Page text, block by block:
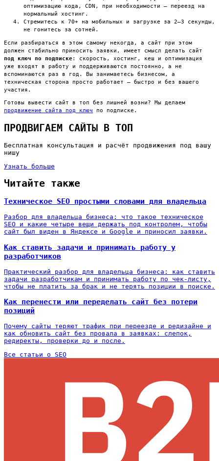
оптимизацию кода, CDN, при необходимости — переезд на
нормальный хостинг.
Стремитесь к 70+ на мобильных и загрузке за 2–3 секунды,
не гонитесь за сотней.
Если разбираться в этом самому некогда, а сайт при этом
должен стабильно приносить заявки, имеет смысл делать сайт
под ключ по подписке: скорость, хостинг, кеш и оптимизация
уже входят в работу и поддерживаются постоянно, а не
вспоминаются раз в год. Вы занимаетесь бизнесом, а
техническая сторона просто работает — быстро и без вашего
участия.
Готовы вывести сайт в топ без лишней возни? Мы делаем
продвижение сайта под ключ по подписке.
ПРОДВИГАЕМ САЙТЫ В ТОП
Бесплатная консультация и расчёт продвижения под вашу
нишу
Узнать больше
Читайте также
Техническое SEO простыми словами для владельца
Разбор для владельца бизнеса: что такое техническое
SEO и какие четыре вещи держать под контролем, чтобы
сайт был виден в Яндексе и Google и приносил заявки.
Как ставить задачи и принимать работу у
разработчиков
Практический разбор для владельца бизнеса: как ставить
задачи разработчикам и принимать работу по чек-листу,
чтобы не платить за брак и не терять позиции в поиске.
Как перенести или переделать сайт без потери
позиций
Почему сайты теряют трафик при переезде и редизайне и
как обновить сайт без провала в заявках: слепок,
редиректы, проверки до и после.
Все статьи о SEO